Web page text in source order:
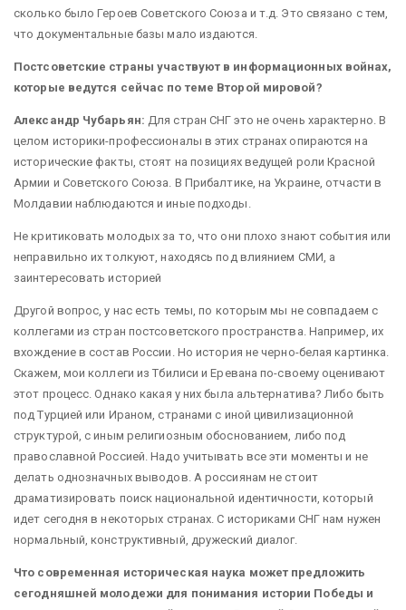
сколько было Героев Советского Союза и т.д. Это связано с тем,
что документальные базы мало издаются.
Постсоветские страны участвуют в информационных войнах,
которые ведутся сейчас по теме Второй мировой?
Александр Чубарьян: Для стран СНГ это не очень характерно. В
целом историки-профессионалы в этих странах опираются на
исторические факты, стоят на позициях ведущей роли Красной
Армии и Советского Союза. В Прибалтике, на Украине, отчасти в
Молдавии наблюдаются и иные подходы.
Не критиковать молодых за то, что они плохо знают события или
неправильно их толкуют, находясь под влиянием СМИ, а
заинтересовать историей
Другой вопрос, у нас есть темы, по которым мы не совпадаем с
коллегами из стран постсоветского пространства. Например, их
вхождение в состав России. Но история не черно-белая картинка.
Скажем, мои коллеги из Тбилиси и Еревана по-своему оценивают
этот процесс. Однако какая у них была альтернатива? Либо быть
под Турцией или Ираном, странами с иной цивилизационной
структурой, с иным религиозным обоснованием, либо под
православной Россией. Надо учитывать все эти моменты и не
делать однозначных выводов. А россиянам не стоит
драматизировать поиск национальной идентичности, который
идет сегодня в некоторых странах. С историками СНГ нам нужен
нормальный, конструктивный, дружеский диалог.
Что современная историческая наука может предложить
сегодняшней молодежи для понимания истории Победы и